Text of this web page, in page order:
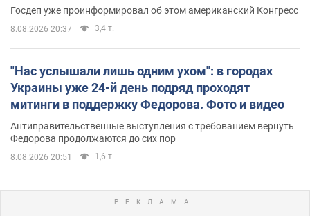
Госдеп уже проинформировал об этом американский Конгресс
8.08.2026 20:37 3,4 т.
"Нас услышали лишь одним ухом": в городах
Украины уже 24-й день подряд проходят
митинги в поддержку Федорова. Фото и видео
Антиправительственные выступления с требованием вернуть
Федорова продолжаются до сих пор
8.08.2026 20:51 1,6 т.